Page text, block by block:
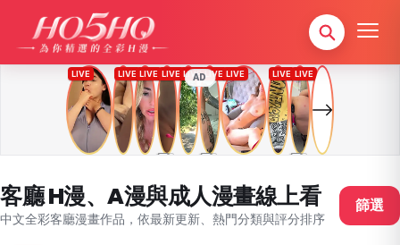
AD
客廳 H漫、A漫與成人漫畫線上看
中文全彩客廳漫畫作品，依最新更新、熱門分類與評分排序
篩選